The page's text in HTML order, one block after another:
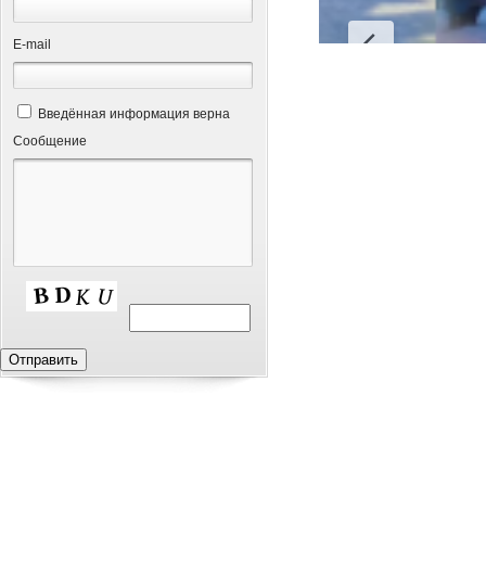
Е-mail
Введённая информация верна
Сообщение